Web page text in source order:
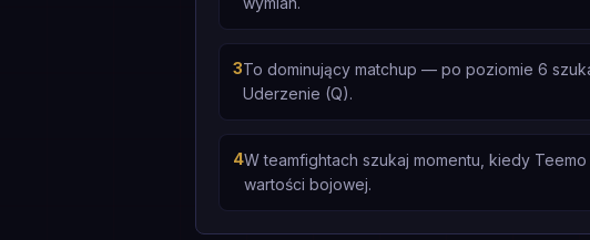
3To dominujący matchup — po poziomie 6
Uderzenie (Q).
4W teamfightach szukaj momentu, kiedy
wartości bojowej.